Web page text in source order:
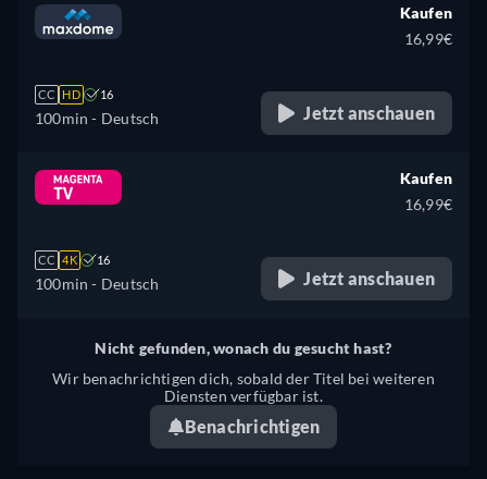
CC HD 16
100min - Deutsch
Kaufen
16,99€
Jetzt anschauen
CC 4K 16
100min - Deutsch
Kaufen
16,99€
Jetzt anschauen
Nicht gefunden, wonach du gesucht hast?
Wir benachrichtigen dich, sobald der Titel bei weiteren
Diensten verfügbar ist.
Benachrichtigen